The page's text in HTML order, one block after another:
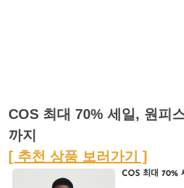
COS 최대 70% 세일, 원피
까지
[ 추천 상품 보러가기 ]